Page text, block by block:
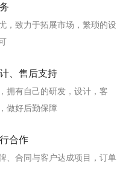
，致力于拓展市场，繁琐的设
、售后支持
拥有自己的研发，设计，客
做好后勤保障
合作
、合同与客户达成项目，订单